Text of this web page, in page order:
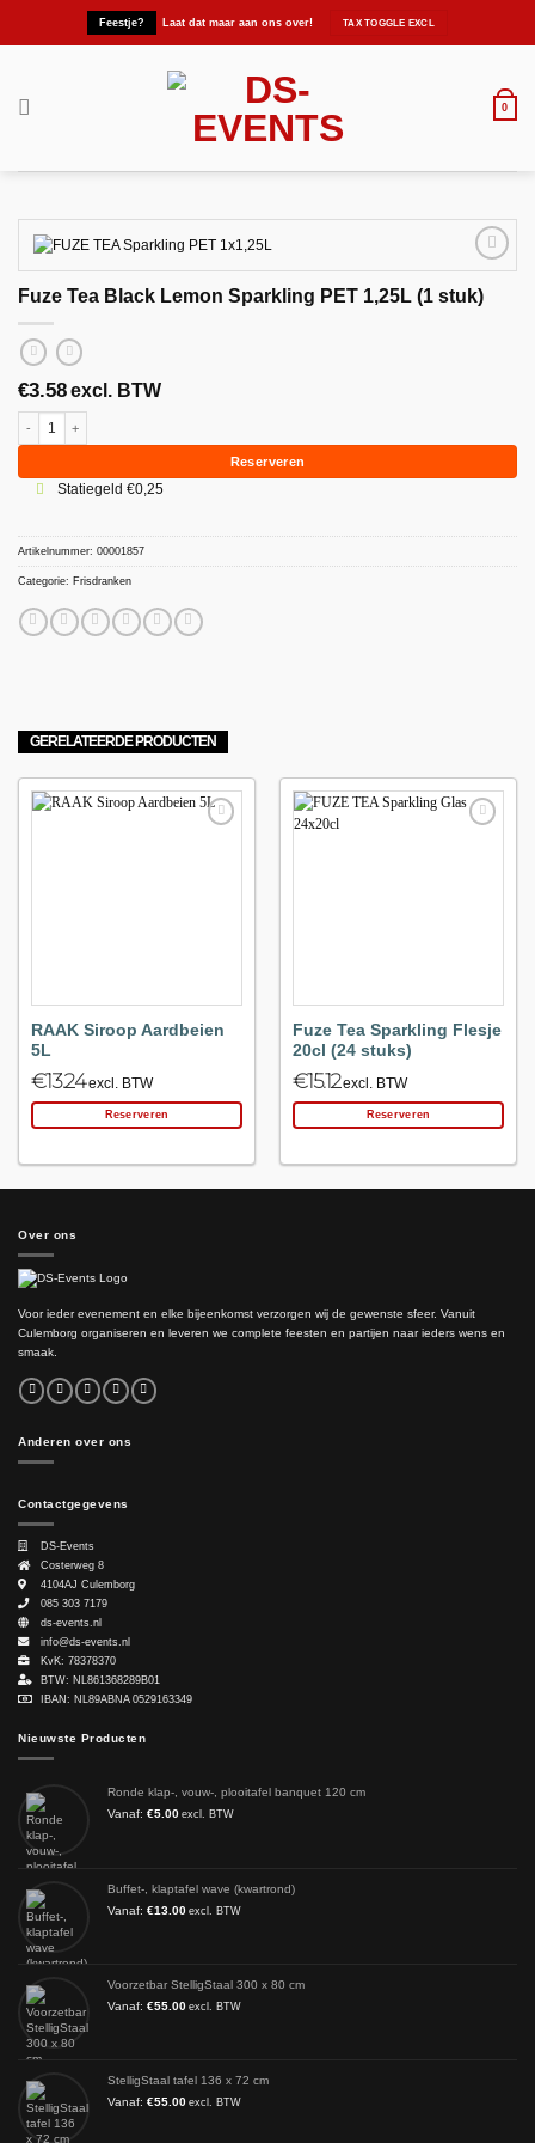
Feestje? Laat dat maar aan ons over!
0
Fuze Tea Black Lemon Sparkling PET 1,25L (1 stuk)
€3.58excl. BTW
Reserveren
Statiegeld €0,25
Artikelnummer: 00001857
Categorie: Frisdranken
GERELATEERDE PRODUCTEN
RAAK Siroop Aardbeien
5L
€13.24excl. BTW
Reserveren
Fuze Tea Sparkling Flesje
20cl (24 stuks)
€15.12excl. BTW
Reserveren
Over ons
Voor ieder evenement en elke bijeenkomst verzorgen wij de gewenste sfeer. Vanuit
Culemborg organiseren en leveren we complete feesten en partijen naar ieders wens en
smaak.
Anderen over ons
Contactgegevens
DS-Events
Costerweg 8
4104AJ Culemborg
085 303 7179
ds-events.nl
info@ds-events.nl
KvK: 78378370
BTW: NL861368289B01
IBAN: NL89ABNA 0529163349
Nieuwste Producten
Ronde klap-, vouw-, plooitafel banquet 120 cm
Vanaf: €5.00 excl. BTW
Buffet-, klaptafel wave (kwartrond)
Vanaf: €13.00 excl. BTW
Voorzetbar StelligStaal 300 x 80 cm
Vanaf: €55.00 excl. BTW
StelligStaal tafel 136 x 72 cm
Vanaf: €55.00 excl. BTW